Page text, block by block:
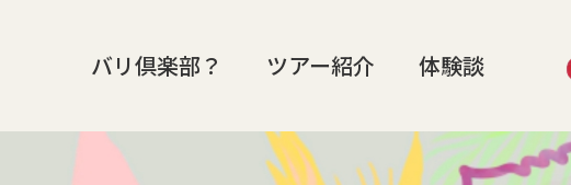
バリ倶楽部？ ツアー紹介 体験談